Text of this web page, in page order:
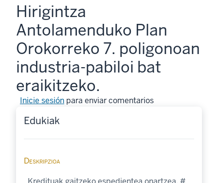
Hirigintza
Antolamenduko Plan
Orokorreko 7. poligonoan
industria-pabiloi bat
eraikitzeko.
Inicie sesiónpara enviar comentarios
Edukiak
Deskripzioa